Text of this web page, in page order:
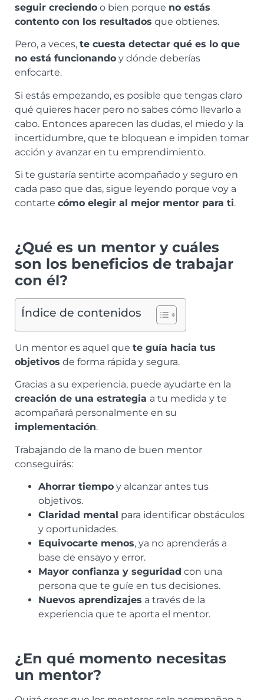
seguir creciendo o bien porque no estás
contento con los resultados que obtienes.
Pero, a veces, te cuesta detectar qué es lo que
no está funcionando y dónde deberías
enfocarte.
Si estás empezando, es posible que tengas claro
qué quieres hacer pero no sabes cómo llevarlo a
cabo. Entonces aparecen las dudas, el miedo y la
incertidumbre, que te bloquean e impiden tomar
acción y avanzar en tu emprendimiento.
Si te gustaría sentirte acompañado y seguro en
cada paso que das, sigue leyendo porque voy a
contarte cómo elegir al mejor mentor para ti.
¿Qué es un mentor y cuáles
son los beneficios de trabajar
con él?
Índice de contenidos
Un mentor es aquel que te guía hacia tus
objetivos de forma rápida y segura.
Gracias a su experiencia, puede ayudarte en la
creación de una estrategia a tu medida y te
acompañará personalmente en su
implementación.
Trabajando de la mano de buen mentor
conseguirás:
Ahorrar tiempo y alcanzar antes tus
objetivos.
Claridad mental para identificar obstáculos
y oportunidades.
Equivocarte menos, ya no aprenderás a
base de ensayo y error.
Mayor confianza y seguridad con una
persona que te guíe en tus decisiones.⠀
Nuevos aprendizajes a través de la
experiencia que te aporta el mentor.⠀
¿En qué momento necesitas
un mentor?